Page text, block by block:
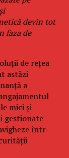
devin tot
faza de
de rețea
astăzi
a
mici și
gestionate
într-